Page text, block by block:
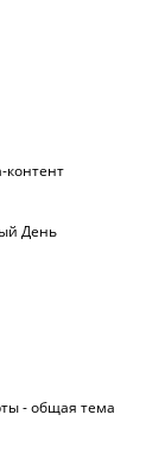
контент
День
- общая тема